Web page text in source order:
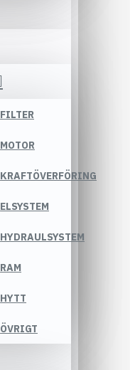
FILTER
MOTOR
KRAFTÖVERFÖRING
ELSYSTEM
HYDRAULSYSTEM
RAM
HYTT
ÖVRIGT